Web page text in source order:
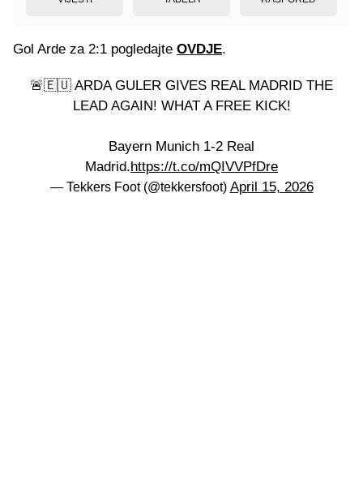
Gol Arde za 2:1 pogledajte OVDJE.
🚨🇪🇺 ARDA GULER GIVES REAL MADRID THE
LEAD AGAIN! WHAT A FREE KICK!
Bayern Munich 1-2 Real
Madrid.https://t.co/mQIVVPfDre
— Tekkers Foot (@tekkersfoot) April 15, 2026